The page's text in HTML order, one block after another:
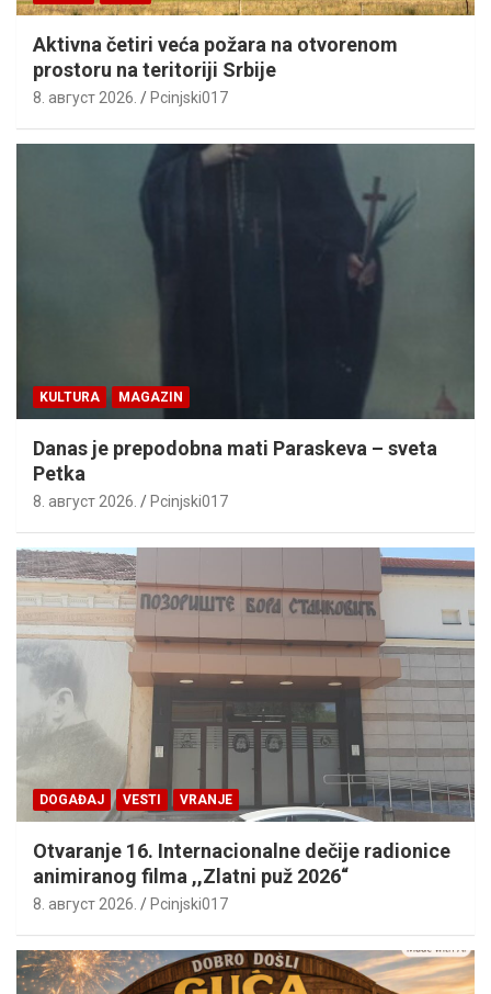
Aktivna četiri veća požara na otvorenom
prostoru na teritoriji Srbije
8. август 2026. Pcinjski017
KULTURA MAGAZIN
Danas je prepodobna mati Paraskeva – sveta
Petka
8. август 2026. Pcinjski017
DOGAĐAJ VESTI VRANJE
Otvaranje 16. Internacionalne dečije radionice
animiranog filma ,,Zlatni puž 2026“
8. август 2026. Pcinjski017